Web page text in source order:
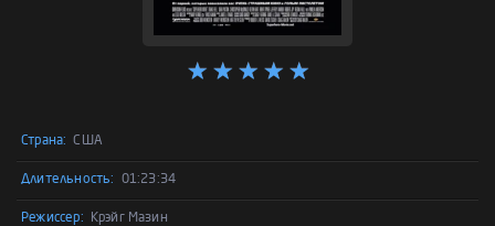
Страна: США
Длительность: 01:23:34
Режиссер: Крэйг Мазин